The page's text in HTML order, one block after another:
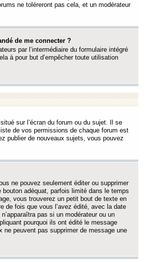
ne toléreront pas cela, et un modérateur
de me connecter ?
par l’intermédiaire du formulaire intégré
à pour but d’empêcher toute utilisation
sur l’écran du forum ou du sujet. Il se
de vos permissions de chaque forum est
publier de nouveaux sujets, vous pouvez
ne pouvez seulement éditer ou supprimer
adéquat, parfois limité dans le temps
vous trouverez un petit bout de texte en
de fois que vous l’avez édité, avec la date
pas si un modérateur ou un
pourquoi ils ont édité le message
peuvent pas supprimer de message une